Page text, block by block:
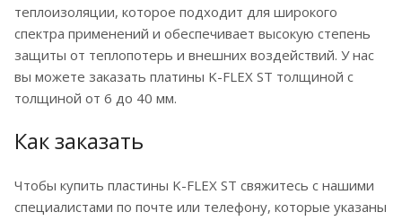
теплоизоляции, которое подходит для широкого
спектра применений и обеспечивает высокую степень
защиты от теплопотерь и внешних воздействий. У нас
вы можете заказать платины K-FLEX ST толщиной с
толщиной от 6 до 40 мм.
Как заказать
Чтобы купить пластины K-FLEX ST свяжитесь с нашими
специалистами по почте или телефону, которые указаны